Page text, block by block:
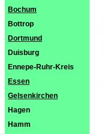
Bochum
Bottrop
Dortmund
Duisburg
Ennepe-Ruhr-Kreis
Essen
Gelsenkirchen
Hagen
Hamm